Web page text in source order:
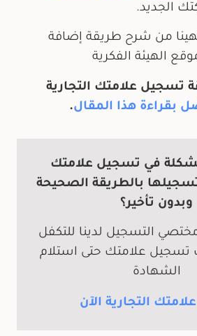
الجديد.
من شرح طريقة إضافة
الهيئة الفكرية
تسجيل علامتك التجارية
بقراءة هذا المقال.
في تسجيل علامتك
تسجيلها بالطريقة الصحيحة
وبدون تأخير؟
التسجيل لدينا للتكفل
تسجيل علامتك حتى استلام
الشهادة
التجارية الآن